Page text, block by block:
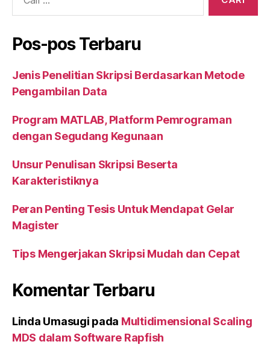
Pos-pos Terbaru
Jenis Penelitian Skripsi Berdasarkan Metode
Pengambilan Data
Program MATLAB, Platform Pemrograman
dengan Segudang Kegunaan
Unsur Penulisan Skripsi Beserta
Karakteristiknya
Peran Penting Tesis Untuk Mendapat Gelar
Magister
Tips Mengerjakan Skripsi Mudah dan Cepat
Komentar Terbaru
Linda Umasugi pada Multidimensional Scaling
MDS dalam Software Rapfish